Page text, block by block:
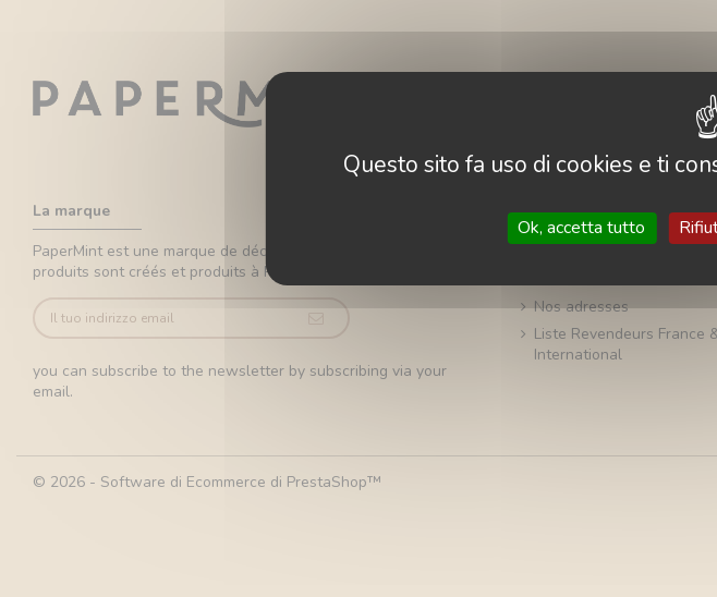
La marque
PaperMint est une marque de décoration murale. Tous les
produits sont créés et produits à Paris dans notre atelier.
you can subscribe to the newsletter by subscribing via your
email.
A Propos
Nos adresses
Liste Revendeurs France
International
© 2026 - Software di Ecommerce di PrestaShop™
Questo sito fa uso di cookies e ti
Ok, accetta tutto